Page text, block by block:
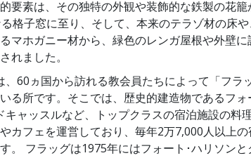
要素は、その独特の外観や装飾的な鉄製の花
格子窓に至り、そして、本来のテラゾ材の床
マホガニー材から、緑色のレンガ屋根や外壁
れました。
、60ヵ国から訪れる教会員たちによって「フラ
る所です。そこでは、歴史的建造物であるフォ
キャッスルなど、トップクラスの宿泊施設の料
カフェを運営しており、毎年2万7,000人以上の
。 フラッグは1975年にはフォート･ハリソンと